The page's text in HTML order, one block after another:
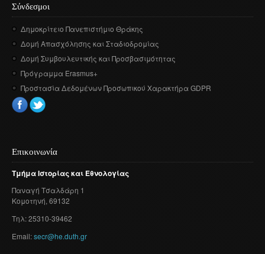
Σύνδεσμοι
Δημοκρίτειο Πανεπιστήμιο Θράκης
Δομή Απασχόλησης και Σταδιοδρομίας
Δομή Συμβουλευτικής και Προσβασιμότητας
Πρόγραμμα Erasmus+
Προστασία Δεδομένων Προσωπικού Χαρακτήρα GDPR
Επικοινωνία
ΤμήμαΙστορίαςκαι Εθνολογίας
Παναγή Τσαλδάρη 1
Κομοτηνή, 69132
Τηλ: 25310-39462
Email:secr@he.duth.gr